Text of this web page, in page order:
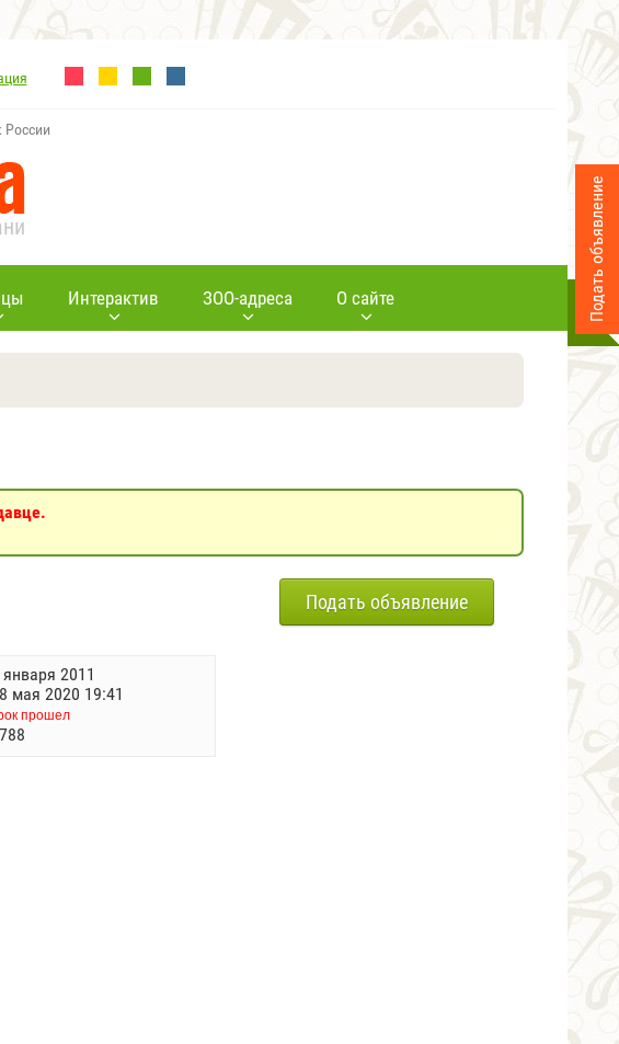
Интерактив ЗОО-адреса О сайте
января 2011
мая 2020 19:41
прошел
Подать объявление
Подать объявление